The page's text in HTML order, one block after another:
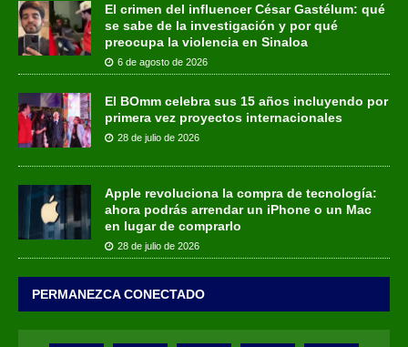
El crimen del influencer César Gastélum: qué
se sabe de la investigación y por qué
preocupa la violencia en Sinaloa
6 de agosto de 2026
El BOmm celebra sus 15 años incluyendo por
primera vez proyectos internacionales
28 de julio de 2026
Apple revoluciona la compra de tecnología:
ahora podrás arrendar un iPhone o un Mac
en lugar de comprarlo
28 de julio de 2026
PERMANEZCA CONECTADO